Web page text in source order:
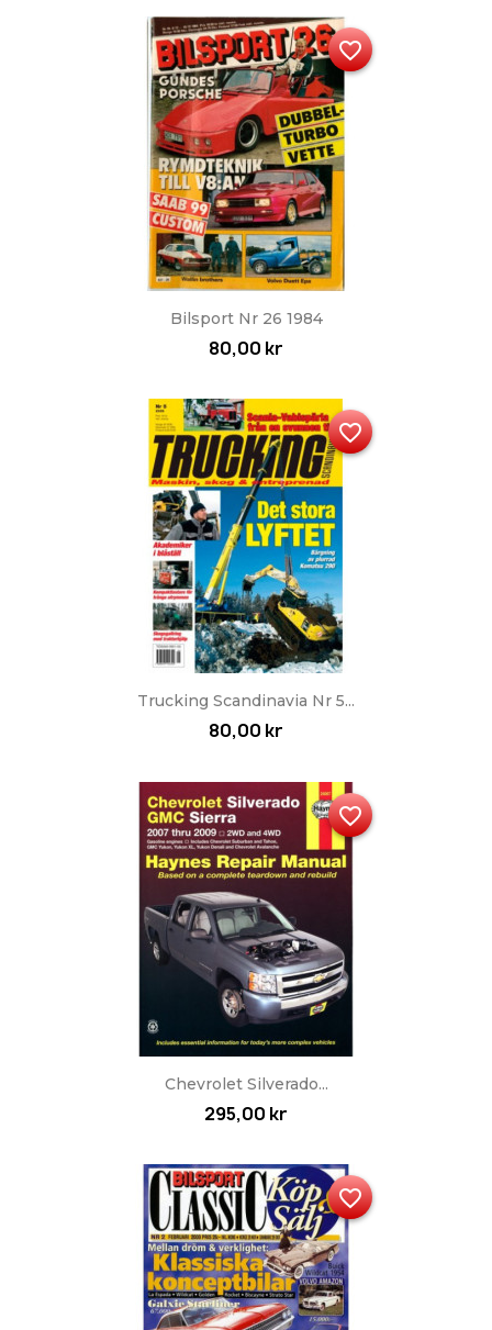
Bilsport Nr 26 1984
80,00 kr
favorite_border
Trucking Scandinavia Nr 5...
80,00 kr
favorite_border
Chevrolet Silverado...
295,00 kr
favorite_border
favorite_border